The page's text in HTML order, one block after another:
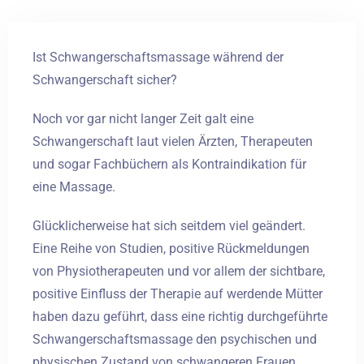
Ist Schwangerschaftsmassage während der
Schwangerschaft sicher?
Noch vor gar nicht langer Zeit galt eine
Schwangerschaft laut vielen Ärzten, Therapeuten
und sogar Fachbüchern als Kontraindikation für
eine Massage.
Glücklicherweise hat sich seitdem viel geändert.
Eine Reihe von Studien, positive Rückmeldungen
von Physiotherapeuten und vor allem der sichtbare,
positive Einfluss der Therapie auf werdende Mütter
haben dazu geführt, dass eine richtig durchgeführte
Schwangerschaftsmassage den psychischen und